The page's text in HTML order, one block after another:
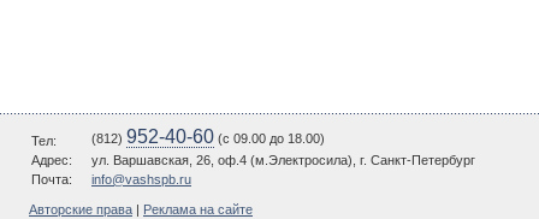
Тел: (812) 952-40-60 (c 09.00 до 18.00)
Адрес:
ул. Варшавская, 26, оф.4 (м.Электросила), г. Санкт-Петербург
Почта:
info@vashspb.ru
Авторские права Реклама на сайте